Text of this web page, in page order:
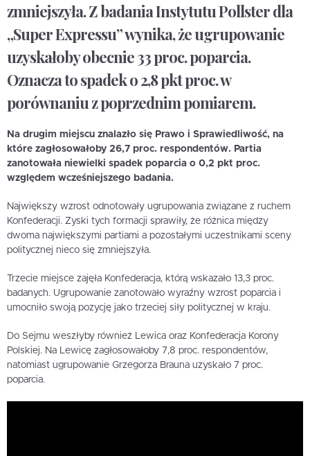
zmniejszyła. Z badania Instytutu Pollster dla
„Super Expressu” wynika, że ugrupowanie
uzyskałoby obecnie 33 proc. poparcia.
Oznacza to spadek o 2,8 pkt proc. w
porównaniu z poprzednim pomiarem.
Na drugim miejscu znalazło się Prawo i Sprawiedliwość, na
które zagłosowałoby 26,7 proc. respondentów. Partia
zanotowała niewielki spadek poparcia o 0,2 pkt proc.
względem wcześniejszego badania.
Największy wzrost odnotowały ugrupowania związane z ruchem
Konfederacji. Zyski tych formacji sprawiły, że różnica między
dwoma największymi partiami a pozostałymi uczestnikami sceny
politycznej nieco się zmniejszyła.
Trzecie miejsce zajęła Konfederacja, którą wskazało 13,3 proc.
badanych. Ugrupowanie zanotowało wyraźny wzrost poparcia i
umocniło swoją pozycję jako trzeciej siły politycznej w kraju.
Do Sejmu weszłyby również Lewica oraz Konfederacja Korony
Polskiej. Na Lewicę zagłosowałoby 7,8 proc. respondentów,
natomiast ugrupowanie Grzegorza Brauna uzyskało 7 proc.
poparcia.